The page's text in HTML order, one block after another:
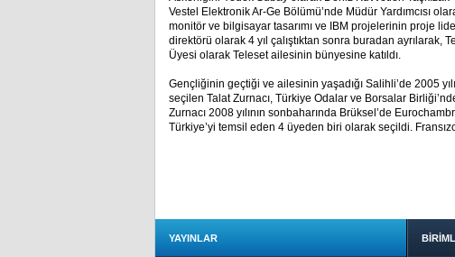
Vestel Elektronik Ar-Ge Bölümü’nde Müdür Yardımcısı
monitör ve bilgisayar tasarımı ve IBM projelerinin proje
direktörü olarak 4 yıl çalıştıktan sonra buradan ayrılarak,
Üyesi olarak Teleset ailesinin bünyesine katıldı.
Gençliğinin geçtiği ve ailesinin yaşadığı Salihli’de 2005
seçilen Talat Zurnacı, Türkiye Odalar ve Borsalar
Zurnacı 2008 yılının sonbaharında Brüksel’de
Türkiye’yi temsil eden 4 üyeden biri olarak seçildi.
YAYINLAR